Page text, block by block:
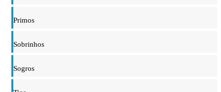
Primos
Sobrinhos
Sogros